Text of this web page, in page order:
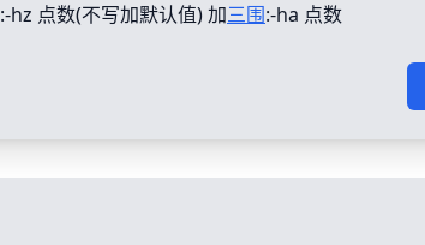
:-hz 点数(不写加默认值) 加三围:-ha 点数